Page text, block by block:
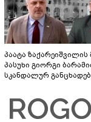
პაატა ზაქარეიშვილის
პასუხი გიორგი
სკანდალურ
გადმოვასვენე...
ტყუის"